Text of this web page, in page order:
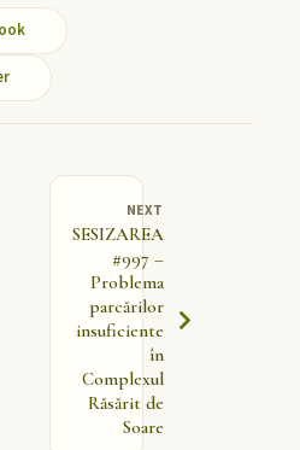
NEXT
SESIZAREA
#997 –
Problema
parcărilor
insuficiente
în
Complexul
Răsărit de
Soare